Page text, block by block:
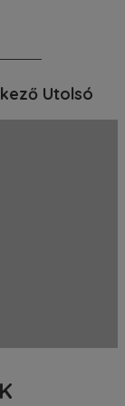
(cm)
371.
Utolsó